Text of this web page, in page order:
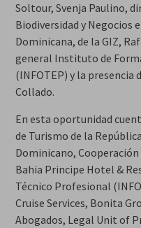
Soltour, Svenja Paulino,
Biodiversidad y Negocios
Dominicana, de la GIZ,
general Instituto de
(INFOTEP) y la presencia
Collado.
En esta oportunidad
de Turismo de la
Dominicano,
Bahia Principe Hotel &
Técnico Profesional
Cruise Services, Bonita
Abogados, Legal Unit of